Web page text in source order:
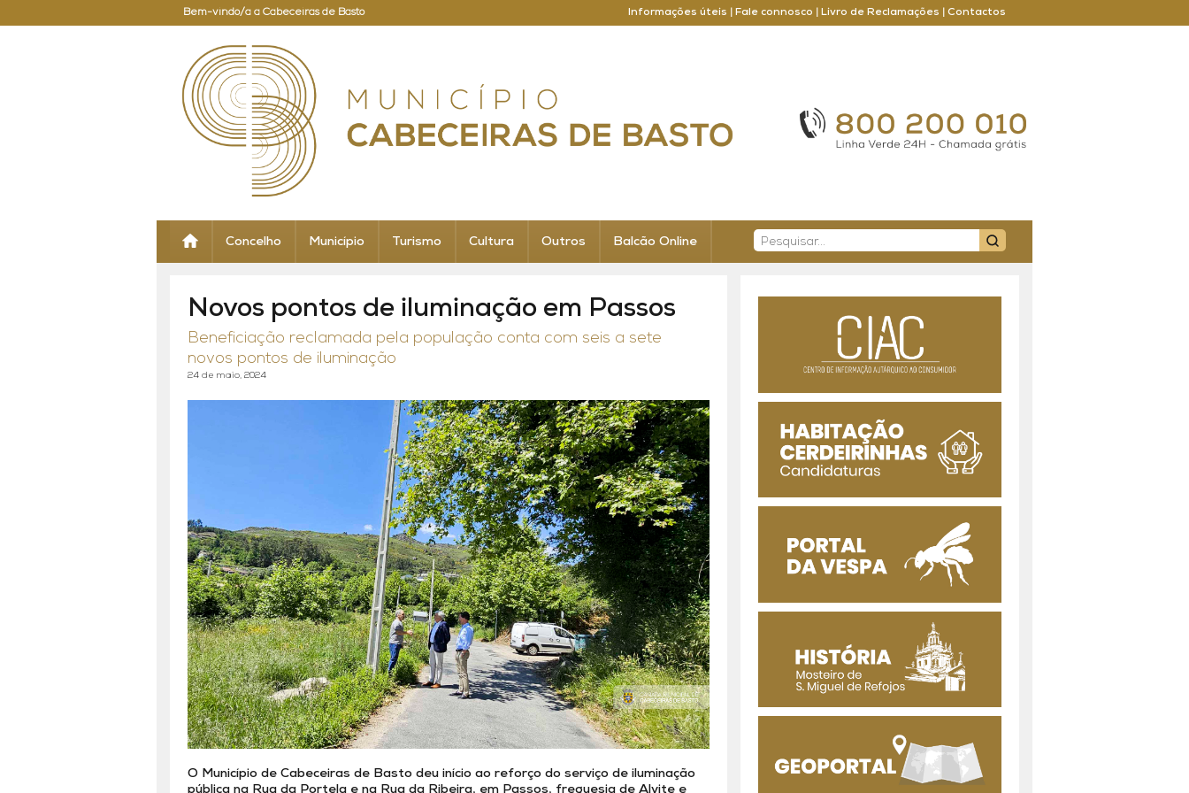
Bem-vindo/a a Cabeceiras de Basto Informações úteis Fale connosco Livro de Reclamações Contactos
Concelho Município Turismo Cultura Outros Balcão Online
Novos pontos de iluminação em Passos
Beneficiação reclamada pela população conta com seis a sete
novos pontos de iluminação
24 de maio, 2024
O Município de Cabeceiras de Basto deu início ao reforço do serviço de iluminação
pública na Rua da Portela e na Rua da Ribeira, em Passos, freguesia de Alvite e